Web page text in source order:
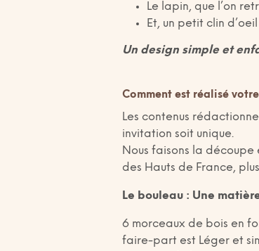
Le lapin, que l’on
Et, un petit clin
Un design simple et
Comment est réalisé
Les contenus
invitation soit unique.
Nous faisons la
des Hauts de France,
Le bouleau : Une
6 morceaux de bois en
faire-part est Léger et